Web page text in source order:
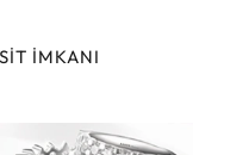
İMKANI